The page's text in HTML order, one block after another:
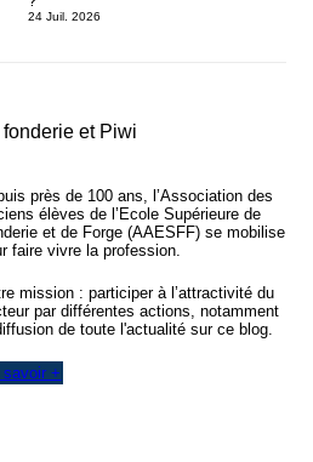
24 Juil. 2026
fonderie et Piwi
près de 100 ans, l’Association des
élèves de l’Ecole Supérieure de
et de Forge (AAESFF) se mobilise
faire vivre la profession.
mission : participer à l’attractivité du
par différentes actions, notamment
de toute l'actualité sur ce blog.
savoir +